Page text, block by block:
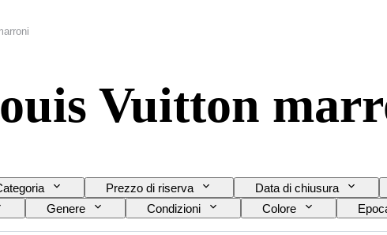
Vuitton
Prezzo di riserva Data di chiusura
Genere Condizioni Colore